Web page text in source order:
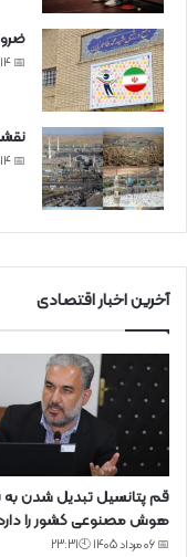
📅 14 مرداد 1405 🕙00:55
📅 14 مرداد 1405 🕙00:16
آخرین اخبار اقتصادی
قم پتانسیل تبدیل شدن
هوش مصنوعی کشور را
📅 06 مرداد 1405 🕙23:31